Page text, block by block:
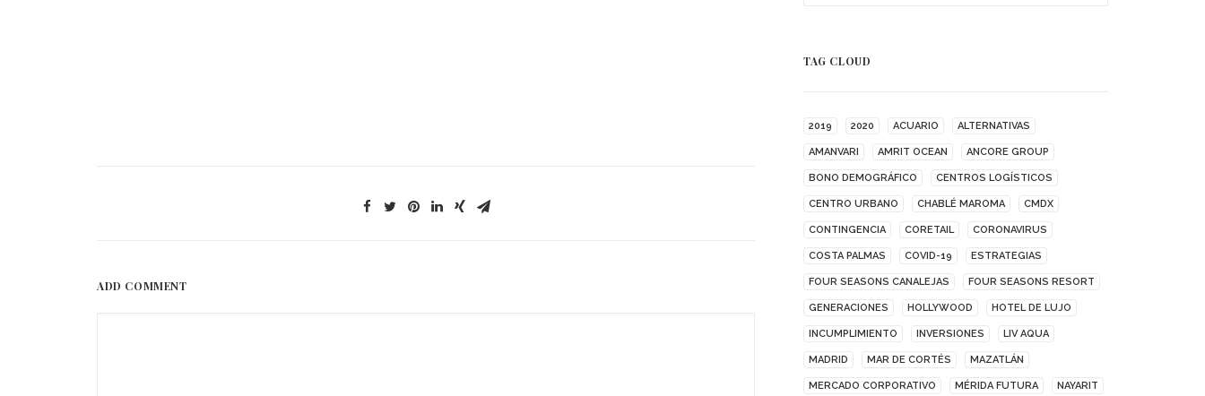
ADD COMMENT
TAG CLOUD
2019 2020 ACUARIO ALTERNATIVAS
AMANVARI AMRIT OCEAN ANCORE GROUP
BONO DEMOGRÁFICO CENTROS LOGÍSTICOS
CENTRO URBANO CHABLÉ MAROMA CMDX
CONTINGENCIA CORETAIL CORONAVIRUS
COSTA PALMAS COVID-19 ESTRATEGIAS
FOUR SEASONS CANALEJAS FOUR SEASONS RESORT
GENERACIONES HOLLYWOOD HOTEL DE LUJO
INCUMPLIMIENTO INVERSIONES LIV AQUA
MADRID MAR DE CORTÉS MAZATLÁN
MERCADO CORPORATIVO MÉRIDA FUTURA NAYARIT